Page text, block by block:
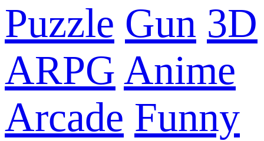
Puzzle Gun 3D
ARPG Anime
Arcade Funny